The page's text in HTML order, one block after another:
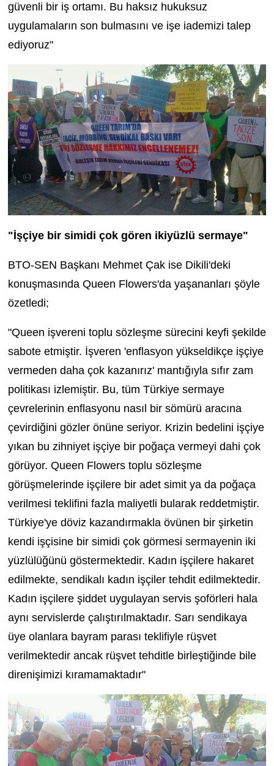
güvenli bir iş ortamı. Bu haksız hukuksuz
uygulamaların son bulmasını ve işe iademizi talep
ediyoruz"
"İşçiye bir simidi çok gören ikiyüzlü sermaye"
BTO-SEN Başkanı Mehmet Çak ise Dikili'deki
konuşmasında Queen Flowers'da yaşananları şöyle
özetledi;
"Queen işvereni toplu sözleşme sürecini keyfi şekilde
sabote etmiştir. İşveren 'enflasyon yükseldikçe işçiye
vermeden daha çok kazanırız' mantığıyla sıfır zam
politikası izlemiştir. Bu, tüm Türkiye sermaye
çevrelerinin enflasyonu nasıl bir sömürü aracına
çevirdiğini gözler önüne seriyor. Krizin bedelini işçiye
yıkan bu zihniyet işçiye bir poğaça vermeyi dahi çok
görüyor. Queen Flowers toplu sözleşme
görüşmelerinde işçilere bir adet simit ya da poğaça
verilmesi teklifini fazla maliyetli bularak reddetmiştir.
Türkiye'ye döviz kazandırmakla övünen bir şirketin
kendi işçisine bir simidi çok görmesi sermayenin iki
yüzlülüğünü göstermektedir. Kadın işçilere hakaret
edilmekte, sendikalı kadın işçiler tehdit edilmektedir.
Kadın işçilere şiddet uygulayan servis şoförleri hala
aynı servislerde çalıştırılmaktadır. Sarı sendikaya
üye olanlara bayram parası teklifiyle rüşvet
verilmektedir ancak rüşvet tehditle birleştiğinde bile
direnişimizi kıramamaktadır"